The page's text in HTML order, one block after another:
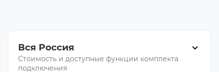
Вся Россия
Стоимость и доступные функции комплекта
подключения